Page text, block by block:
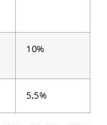
10%
5,5%